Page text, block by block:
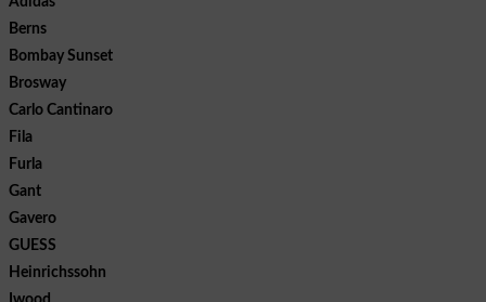
Berns
Bombay Sunset
Brosway
Carlo Cantinaro
Fila
Furla
Gant
Gavero
GUESS
Heinrichssohn